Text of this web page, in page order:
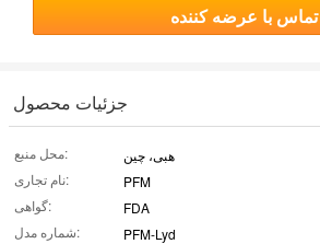
تماس با عرضه کننده
جزئیات محصول
محل منبع:
هبی، چین
نام تجاری:
PFM
گواهی:
FDA
شماره مدل:
PFM-Lyd